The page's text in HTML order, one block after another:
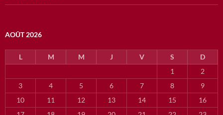
AOÛT 2026
L M M J V S
D
1
2
3
4 5 6 7 8
9
10
11 12 13 14 15
16